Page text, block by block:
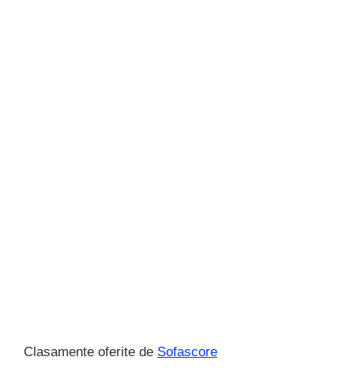
Clasamente oferite de Sofascore